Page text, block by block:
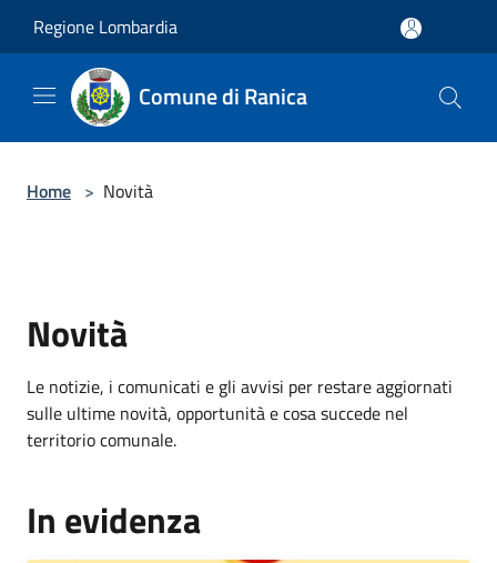
Regione Lombardia
Comune di Ranica
Home > Novità
Novità
Le notizie, i comunicati e gli avvisi per restare aggiornati
sulle ultime novità, opportunità e cosa succede nel
territorio comunale.
In evidenza